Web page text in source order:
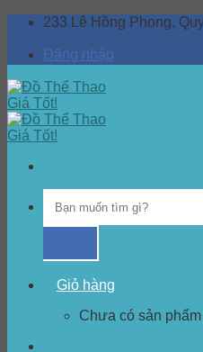
Skip
content
233 Lê Hồng Phong,
Đăng nhập
Giỏ hàng
Chưa có sản